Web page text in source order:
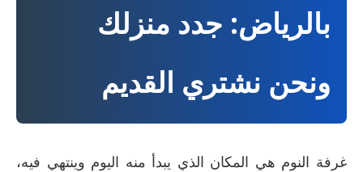
بالرياض: جدد منزلك
ونحن نشتري القديم
غرفة النوم هي المكان الذي يبدأ منه اليوم وينتهي فيه،